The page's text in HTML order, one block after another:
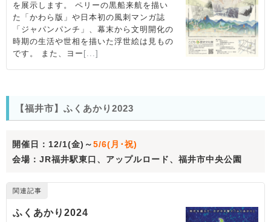
【福井市】ふくあかり2023
開催日：12/1(金)～5/6(月･祝)
会場：JR福井駅東口、アップルロード、福井市中央公園